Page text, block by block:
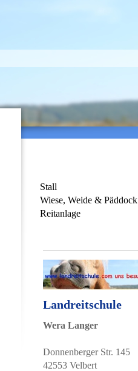
Stall
Wiese, Weide & Päddock
Reitanlage
Landreitschule
Wera Langer
Donnenberger Str. 145
42553 Velbert